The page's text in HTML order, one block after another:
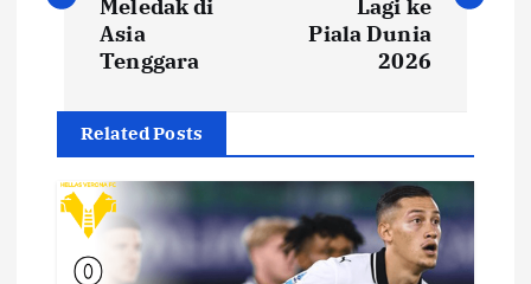
v
a
Meledak di
Asia
Tenggara
Lagi ke
Piala Dunia
2026
Related Posts